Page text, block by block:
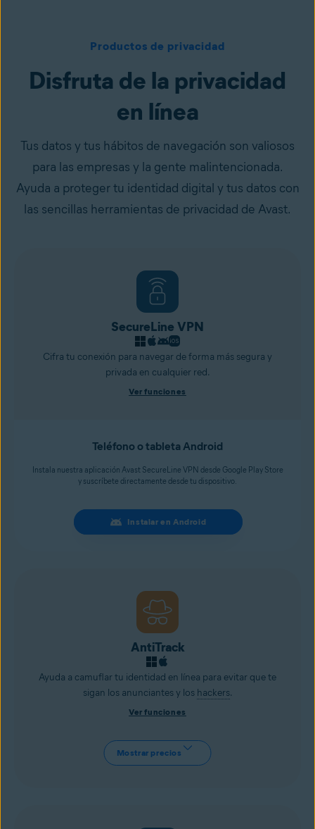
Productos de privacidad
Disfruta de la privacidad
en línea
Tus datos y tus hábitos de navegación son valiosos
para las empresas y la gente malintencionada.
Ayuda a proteger tu identidad digital y tus datos con
las sencillas herramientas de privacidad de Avast.
SecureLine VPN
Cifra tu conexión para navegar de forma más segura y
privada en cualquier red.
Ver funciones
Teléfono o tableta Android
Instala nuestra aplicación Avast SecureLine VPN desde Google Play Store
y suscríbete directamente desde tu dispositivo.
Instalar en Android
AntiTrack
Ayuda a camuflar tu identidad en línea para evitar que te
sigan los anunciantes y los hackers.
Ver funciones
Mostrar precios